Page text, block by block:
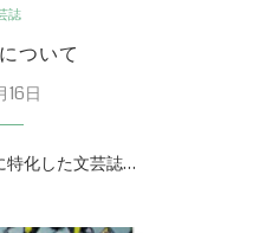
誌
ついて
16日
化した文芸誌…